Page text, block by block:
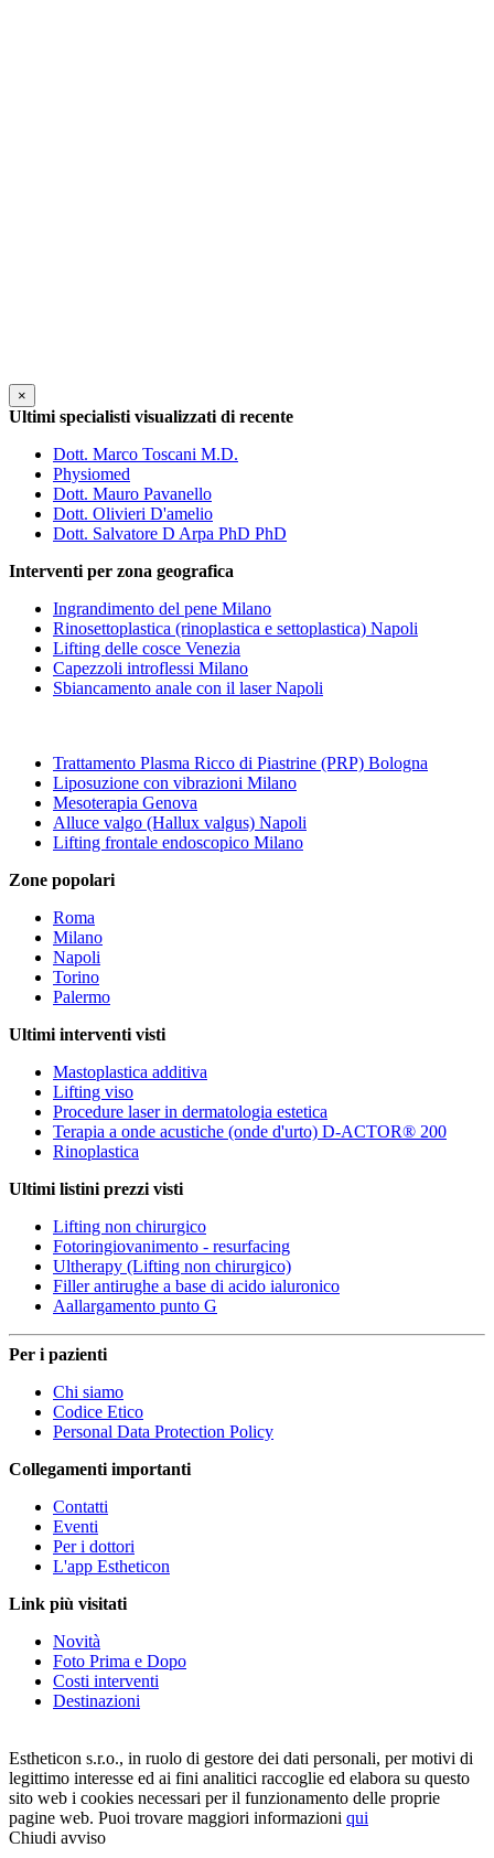
×
Ultimi specialisti visualizzati di recente
Dott. Marco Toscani M.D.
Physiomed
Dott. Mauro Pavanello
Dott. Olivieri D'amelio
Dott. Salvatore D Arpa PhD PhD
Interventi per zona geografica
Ingrandimento del pene Milano
Rinosettoplastica (rinoplastica e settoplastica) Napoli
Lifting delle cosce Venezia
Capezzoli introflessi Milano
Sbiancamento anale con il laser Napoli
Trattamento Plasma Ricco di Piastrine (PRP) Bologna
Liposuzione con vibrazioni Milano
Mesoterapia Genova
Alluce valgo (Hallux valgus) Napoli
Lifting frontale endoscopico Milano
Zone popolari
Roma
Milano
Napoli
Torino
Palermo
Ultimi interventi visti
Mastoplastica additiva
Lifting viso
Procedure laser in dermatologia estetica
Terapia a onde acustiche (onde d'urto) D-ACTOR® 200
Rinoplastica
Ultimi listini prezzi visti
Lifting non chirurgico
Fotoringiovanimento - resurfacing
Ultherapy (Lifting non chirurgico)
Filler antirughe a base di acido ialuronico
Aallargamento punto G
Per i pazienti
Chi siamo
Codice Etico
Personal Data Protection Policy
Collegamenti importanti
Contatti
Eventi
Per i dottori
L'app Estheticon
Link più visitati
Novità
Foto Prima e Dopo
Costi interventi
Destinazioni
Estheticon s.r.o., in ruolo di gestore dei dati personali, per motivi di
legittimo interesse ed ai fini analitici raccoglie ed elabora su questo
sito web i cookies necessari per il funzionamento delle proprie
pagine web. Puoi trovare maggiori informazioni qui
Chiudi avviso